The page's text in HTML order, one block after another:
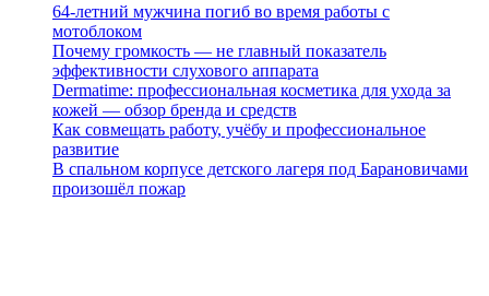
64-летний мужчина погиб во время работы с
мотоблоком
Почему громкость — не главный показатель
эффективности слухового аппарата
Dermatime: профессиональная косметика для ухода за
кожей — обзор бренда и средств
Как совмещать работу, учёбу и профессиональное
развитие
В спальном корпусе детского лагеря под Барановичами
произошёл пожар